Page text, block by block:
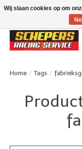
Klanten beoordelen ons met
Home / Tags /
Wij slaan cookies op om